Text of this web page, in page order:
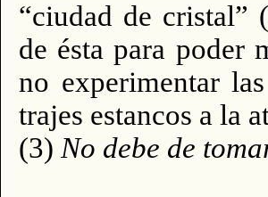
“ciudad de cristal”
de ésta para poder
no experimentar
trajes estancos a la
(3) No debe de